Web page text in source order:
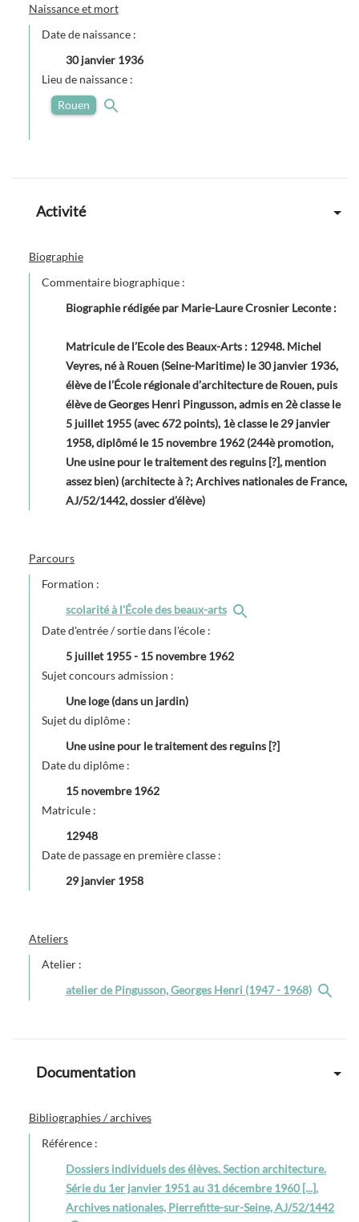
Naissance et mort
Date de naissance :
30 janvier 1936
Lieu de naissance :
Rouen
Activité
Biographie
Commentaire biographique :
Biographie rédigée par Marie-Laure Crosnier Leconte:
Matricule de l’Ecole des Beaux-Arts : 12948. Michel
Veyres, né à Rouen (Seine-Maritime) le 30 janvier 1936,
élève de l’École régionale d’architecture de Rouen, puis
élève de Georges Henri Pingusson, admis en 2è classe le
5 juillet 1955 (avec 672 points), 1è classe le 29 janvier
1958, diplômé le 15 novembre 1962 (244è promotion,
Une usine pour le traitement des reguins [?], mention
assez bien) (architecte à ?; Archives nationales de France,
AJ/52/1442, dossier d’élève)
Parcours
Formation :
scolarité à l'École des beaux-arts
Date d'entrée / sortie dans l'école :
5 juillet 1955- 15 novembre 1962
Sujet concours admission :
Une loge (dans un jardin)
Sujet du diplôme :
Une usine pour le traitement des reguins [?]
Date du diplôme :
15 novembre 1962
Matricule :
12948
Date de passage en première classe :
29 janvier 1958
Ateliers
Atelier :
atelier de Pingusson, Georges Henri (1947 - 1968)
Documentation
Bibliographies / archives
Référence :
Dossiers individuels des élèves. Section architecture.
Série du 1er janvier 1951 au 31 décembre 1960 [...],
Archives nationales, Pierrefitte-sur-Seine, AJ/52/1442